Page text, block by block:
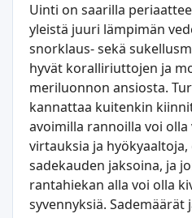
Uinti on saarilla
yleistä juuri lämpimän
snorklaus- sekä
hyvät koralliriuttojen ja
meriluonnon ansiosta.
kannattaa kuitenkin
avoimilla rannoilla voi
virtauksia ja
sadekauden jaksoina, ja
rantahiekan alla voi olla
syvennyksiä. Sademäärät